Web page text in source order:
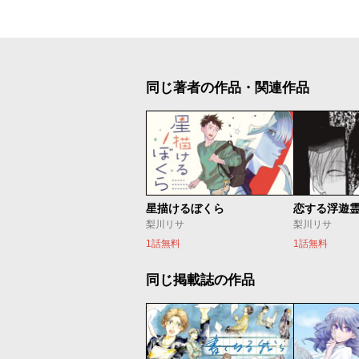
同じ著者の作品・関連作品
星描けるぼくら
梨川リサ
1話無料
恋する浮遊
梨川リサ
1話無料
同じ掲載誌の作品